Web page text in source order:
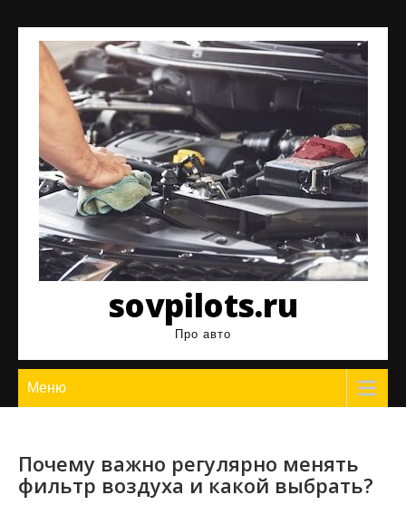
содержимому
sovpilots.ru
Про авто
Меню
Почему важно регулярно менять
фильтр воздуха и какой выбрать?